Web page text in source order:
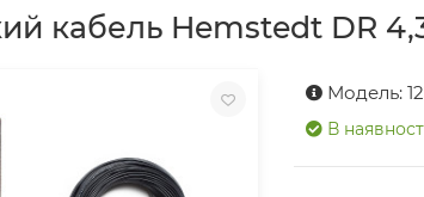
кабель Hemstedt DR
Модель:
В